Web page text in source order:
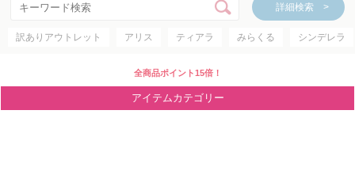
詳細検索 >
訳ありアウトレット アリス ティアラ みらくる シンデレラ
全商品ポイント15倍！
アイテムカテゴリー
アイテムカテゴリー
ディズニープリンセス
ディズニキャラクター